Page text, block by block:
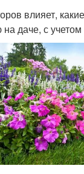
влияет,
даче, с